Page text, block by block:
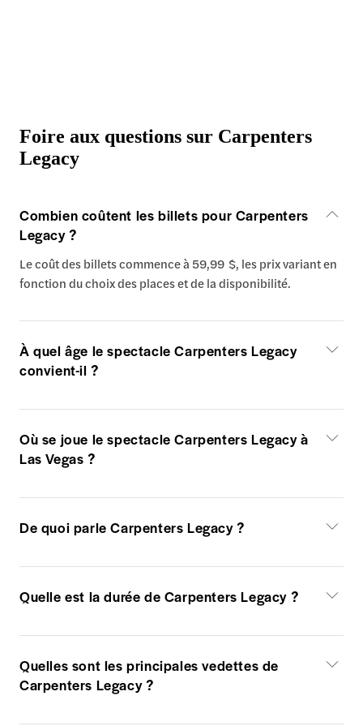
Foire aux questions sur Carpenters
Legacy
Combien coûtent les billets pour Carpenters
Legacy ?
Le coût des billets commence à 59,99 $, les prix variant en
fonction du choix des places et de la disponibilité.
À quel âge le spectacle Carpenters Legacy
convient-il ?
Où se joue le spectacle Carpenters Legacy à
Las Vegas ?
De quoi parle Carpenters Legacy ?
Quelle est la durée de Carpenters Legacy ?
Quelles sont les principales vedettes de
Carpenters Legacy ?